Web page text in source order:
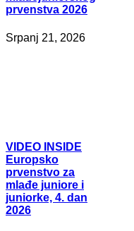
prvenstva 2026
Srpanj 21, 2026
VIDEO INSIDE
Europsko
prvenstvo za
mlađe juniore i
juniorke, 4. dan
2026